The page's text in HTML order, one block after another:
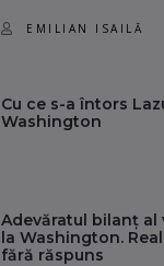
EMILIAN ISAILĂ
Cu ce s-a întors
Washington
Adevăratul bilanț al
la Washington.
fără răspuns